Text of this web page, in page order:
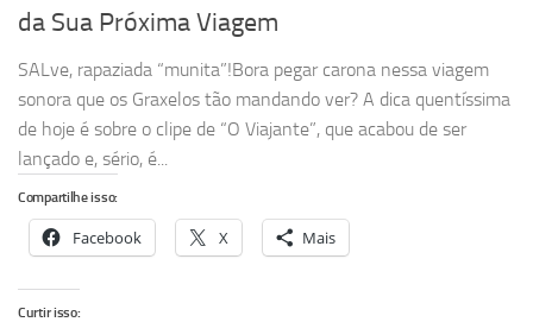
da Sua Próxima Viagem
SALve, rapaziada “munita”!Bora pegar carona nessa viagem
sonora que os Graxelos tão mandando ver? A dica quentíssima
de hoje é sobre o clipe de “O Viajante”, que acabou de ser
lançado e, sério, é...
Compartilhe isso:
Facebook X Mais
Curtir isso: